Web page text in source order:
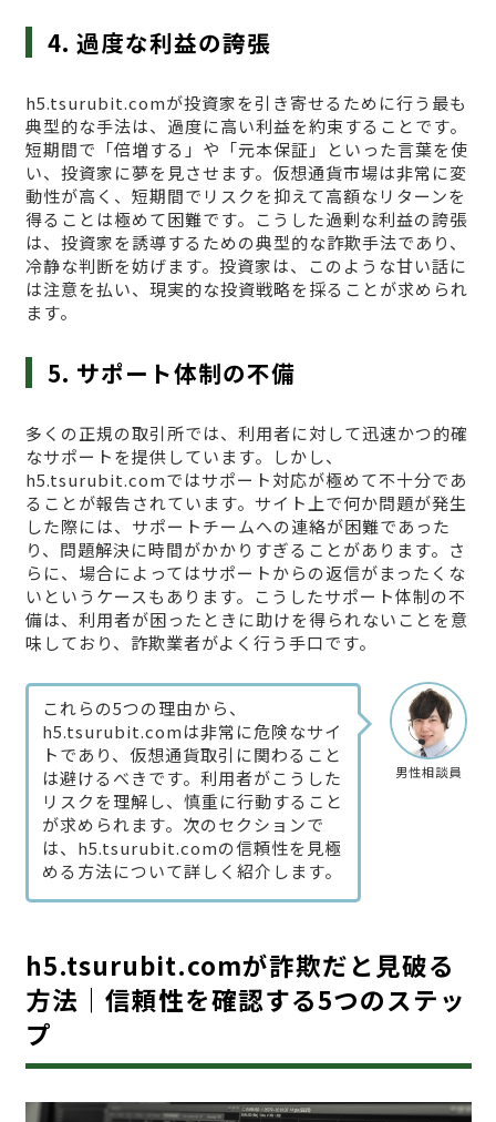
4. 過度な利益の誇張
h5.tsurubit.comが投資家を引き寄せるために行う最も
典型的な手法は、過度に高い利益を約束することです。
短期間で「倍増する」や「元本保証」といった言葉を使
い、投資家に夢を見させます。仮想通貨市場は非常に変
動性が高く、短期間でリスクを抑えて高額なリターンを
得ることは極めて困難です。こうした過剰な利益の誇張
は、投資家を誘導するための典型的な詐欺手法であり、
冷静な判断を妨げます。投資家は、このような甘い話に
は注意を払い、現実的な投資戦略を採ることが求められ
ます。
5. サポート体制の不備
多くの正規の取引所では、利用者に対して迅速かつ的確
なサポートを提供しています。しかし、
h5.tsurubit.comではサポート対応が極めて不十分であ
ることが報告されています。サイト上で何か問題が発生
した際には、サポートチームへの連絡が困難であった
り、問題解決に時間がかかりすぎることがあります。さ
らに、場合によってはサポートからの返信がまったくな
いというケースもあります。こうしたサポート体制の不
備は、利用者が困ったときに助けを得られないことを意
味しており、詐欺業者がよく行う手口です。
男性相談員
これらの5つの理由から、
h5.tsurubit.comは非常に危険なサイ
トであり、仮想通貨取引に関わること
は避けるべきです。利用者がこうした
リスクを理解し、慎重に行動すること
が求められます。次のセクションで
は、h5.tsurubit.comの信頼性を見極
める方法について詳しく紹介します。
h5.tsurubit.comが詐欺だと見破る
方法｜信頼性を確認する5つのステッ
プ